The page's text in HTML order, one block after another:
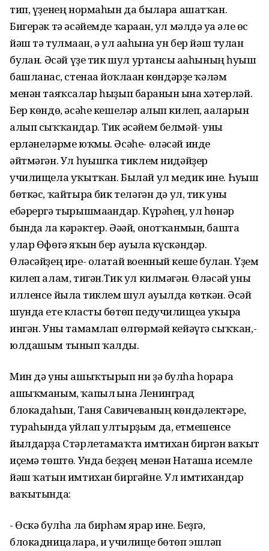
тип, үҙенең нормаһын да быларға ашатҡан.
Бигерәк тә әсәйемде ҡараған, ул мәлдә уға әле өс
йәш тә тулмаған, ә ул ағаһына ун бер йәш тулған
булған. Әсәй үҙе тик шул уртансы ағаһының һуғыш
башланғас, стенаға йоҡлаған көндәрҙе ҡәләм
менән таяҡсалар һыҙып барғанын ғына хәтерләй.
Бер көндө, әсәһе кешеләр алып килеп, ағаларын
алып сыҡҡандар. Тик әсәйем белмәй- уны
ерләнеләрме юҡмы. Әсәһе- өләсәй инде
әйтмәгән. Ул һуғышҡа тиклем нидәйҙер
училищела уҡытҡан. Былай ул медик ине. Һуғыш
бөткәс, ҡайтырға бик теләгән дә ул, тик уны
ебәрергә тырышмағандар. Күрәһең, ул һөнәр
бында ла кәрәктер. Әәәй, онотҡанмын, башта
улар Өфөгә яҡын бер ауылға күскәндәр.
Өләсәйҙең ире- олатай военный кеше булған. Үҙем
килеп алам, тигән.Тик ул килмәгән. Өләсәй уны
илленсе йылға тиклем шул ауылда көткән. Әсәй
шунда ете класты бөтөп педучилищеға уҡырға
ингән. Уны тамамлап өлгөрмәй кейәүгә сыҡҡан,-
юлдашым тынып ҡалды.
Мин дә уны ашыҡтырып ни ҙә булһа һорарға
ашыҡманым, ҡапыл ғына Ленинград
блокадаһын, Таня Савичеваның көндәлектәре,
тураһында уйлап ултырҙым да, етмешенсе
йылдарҙа Стәрлетамаҡта имтихан биргән ваҡыт
иҫемә төштө. Унда беҙҙең менән Наташа исемле
йәш ҡатын имтихан биргәйне. Ул имтихандар
ваҡытында:
- Өскә булһа ла бирһәм ярар ине. Беҙгә,
блокадницаларға, и училище бөтөп эшләп